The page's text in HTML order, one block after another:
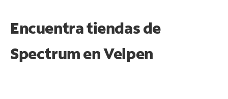
Encuentra tiendas de
Spectrum enVelpen